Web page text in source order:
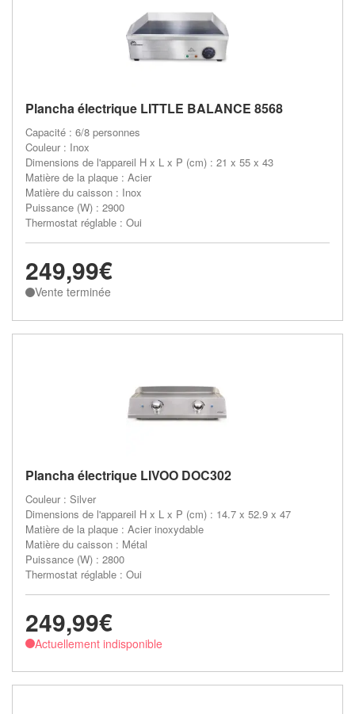
Plancha électrique LITTLE BALANCE 8568
Capacité : 6/8 personnes
Couleur : Inox
Dimensions de l'appareil H x L x P (cm) : 21 x 55 x 43
Matière de la plaque : Acier
Matière du caisson : Inox
Puissance (W) : 2900
Thermostat réglable : Oui
249,99€
Vente terminée
Plancha électrique LIVOO DOC302
Couleur : Silver
Dimensions de l'appareil H x L x P (cm) : 14.7 x 52.9 x 47
Matière de la plaque : Acier inoxydable
Matière du caisson : Métal
Puissance (W) : 2800
Thermostat réglable : Oui
249,99€
Actuellement indisponible